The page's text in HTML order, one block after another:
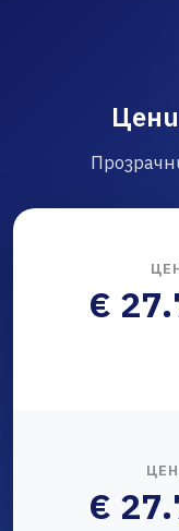
€
€